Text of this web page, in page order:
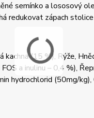
semínko a lososový
redukovat zápach stolice
kachna (15 %), Rýže,
a inulinu – 0,4 %),
hydrochlorid (50mg/